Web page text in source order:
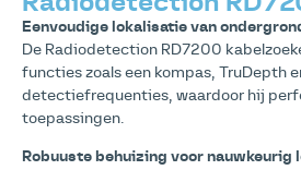
Eenvoudige lokalisatie van
De Radiodetection RD7200
functies zoals een kompas, TruDepth
detectiefrequenties, waardoor hij
toepassingen.
Robuuste behuizing voor nauwkeurig